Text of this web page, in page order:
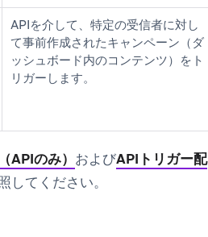
APIを介して、特定の受信者に対し
て事前作成されたキャンペーン（ダ
ッシュボード内のコンテンツ）をト
リガーします。
APIのみ） およびAPIトリガー配
てください。